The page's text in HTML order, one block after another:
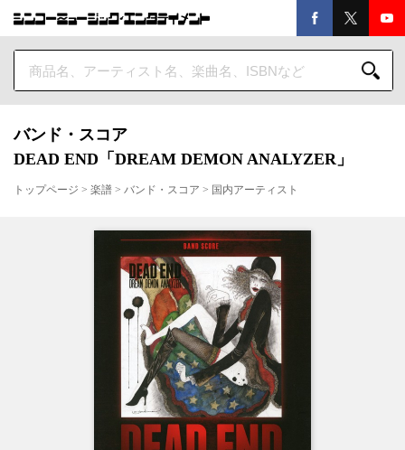
バンド・スコア
DEAD END「DREAM DEMON ANALYZER」
トップページ > 楽譜 > バンド・スコア > 国内アーティスト